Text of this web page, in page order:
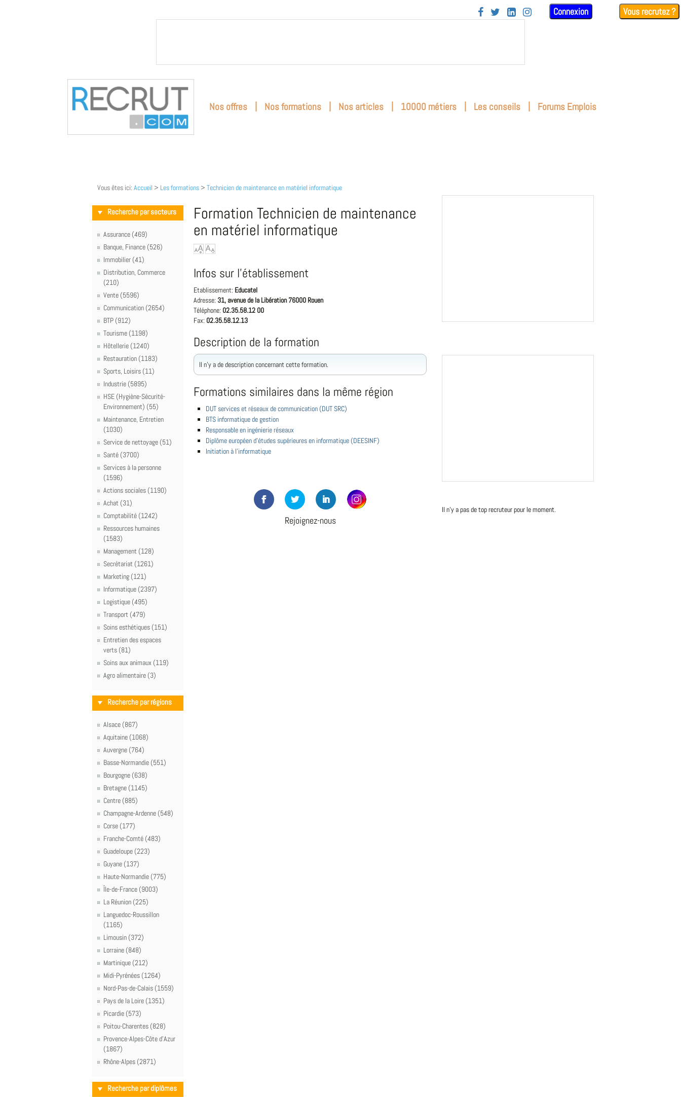
    Connexion Vous recrutez ?
Nos offres | Nos formations | Nos articles | 10000 métiers | Les conseils | Forums Emplois
Vous êtes ici: Accueil > Les formations > Technicien de maintenance en matériel informatique
Recherche par secteurs
Assurance (469)
Banque, Finance (526)
Immobilier (41)
Distribution, Commerce
(210)
Vente (5596)
Communication (2654)
BTP (912)
Tourisme (1198)
Hôtellerie (1240)
Restauration (1183)
Sports, Loisirs (11)
Industrie (5895)
HSE (Hygiène-Sécurité-
Environnement) (55)
Maintenance, Entretien
(1030)
Service de nettoyage (51)
Santé (3700)
Services à la personne
(1596)
Actions sociales (1190)
Achat (31)
Comptabilité (1242)
Ressources humaines
(1583)
Management (128)
Secrétariat (1261)
Marketing (121)
Informatique (2397)
Logistique (495)
Transport (479)
Soins esthétiques (151)
Entretien des espaces
verts (81)
Soins aux animaux (119)
Agro alimentaire (3)
Recherche par régions
Alsace (867)
Aquitaine (1068)
Auvergne (764)
Basse-Normandie (551)
Bourgogne (638)
Bretagne (1145)
Centre (885)
Champagne-Ardenne (548)
Corse (177)
Franche-Comté (483)
Guadeloupe (223)
Guyane (137)
Haute-Normandie (775)
Île-de-France (9003)
La Réunion (225)
Languedoc-Roussillon
(1165)
Limousin (372)
Lorraine (848)
Martinique (212)
Midi-Pyrénées (1264)
Nord-Pas-de-Calais (1559)
Pays de la Loire (1351)
Picardie (573)
Poitou-Charentes (828)
Provence-Alpes-Côte d'Azur
(1867)
Rhône-Alpes (2871)
Recherche par diplômes
Formation Technicien de maintenance
en matériel informatique
Infos sur l'établissement
Etablissement: Educatel
Adresse: 31, avenue de la Libération 76000 Rouen
Téléphone: 02.35.58.12 00
Fax: 02.35.58.12.13
Description de la formation
Il n'y a de description concernant cette formation.
Formations similaires dans la même région
DUT services et réseaux de communication (DUT SRC)
BTS informatique de gestion
Responsable en ingénierie réseaux
Diplôme européen d'études supérieures en informatique (DEESINF)
Initiation à l'informatique
Rejoignez-nous
Il n'y a pas de top recruteur pour le moment.